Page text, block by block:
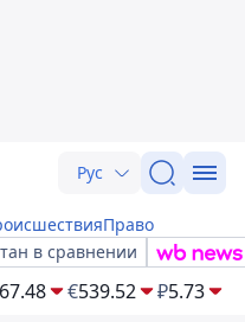
Рус
Право
в сравнении
€539.52 ₽5.73